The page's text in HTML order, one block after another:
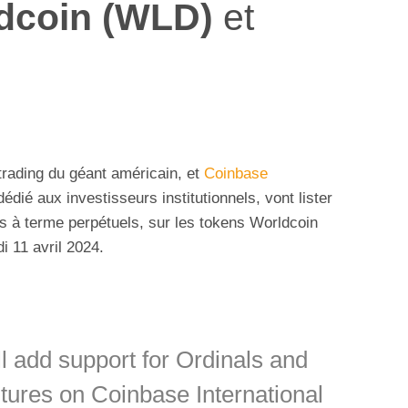
(WLD) et
du géant américain, et Coinbase
aux investisseurs institutionnels, vont lister
à terme perpétuels, sur les tokens Worldcoin
11 avril 2024.
add support for Ordinals and
on Coinbase International